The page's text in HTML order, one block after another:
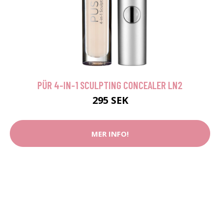
PÜR 4-IN-1 SCULPTING CONCEALER LN2
295 SEK
MER INFO!